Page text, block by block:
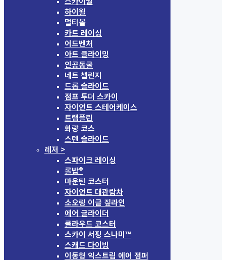
하이월
멀티볼
카트 레이싱
어드벤처
아트 클라이밍
인공동굴
네트 챌린지
드롭 슬라이드
점프 투더 스카이
자이언트 스테어케이스
트램플린
화랑 코스
스텐 슬라이드
레저 >
스파이크 레이싱
롤밥®
마운틴 코스터
자이언트 대관람차
소오링 이글 짚라인
에어 글라이더
클라우드 코스터
스카이 서핑 스나미™
스캐드 다이빙
이동형 익스트림 에어 점퍼